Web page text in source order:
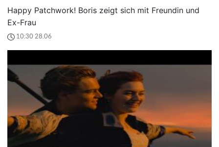
Happy Patchwork! Boris zeigt sich mit Freundin und
Ex-Frau
10:30 28.06